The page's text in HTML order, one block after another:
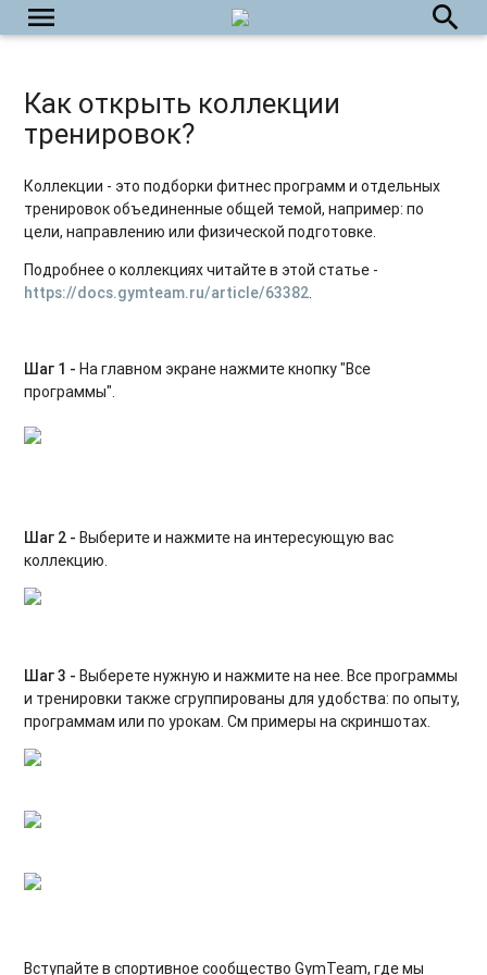
menu
Как написать в службу поддержки пользователей?
Как удалить аккаунт на платформе?
search
Как открыть коллекции
тренировок?
Коллекции - это подборки фитнес программ и отдельных
тренировок объединенные общей темой, например: по
цели, направлению или физической подготовке.
Подробнее о коллекциях читайте в этой статье -
https://docs.gymteam.ru/article/63382.
Шаг 1 -На главном экране нажмите кнопку "Все
программы".
Шаг 2 -Выберите и нажмите на интересующую вас
коллекцию.
Шаг 3 -Выберете нужную и нажмите на нее. Все программы
и тренировки также сгруппированы для удобства: по опыту,
программам или по урокам. См примеры на скриншотах.
Вступайте в спортивное сообщество GymTeam, где мы